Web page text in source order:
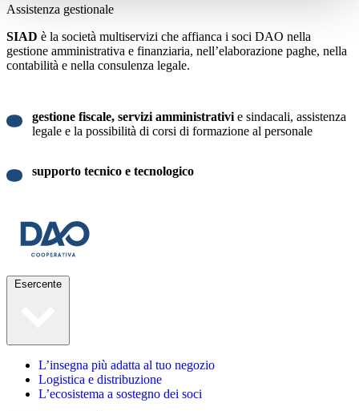
Assistenza gestionale
SIAD è la società multiservizi che affianca i soci DAO nella
gestione amministrativa e finanziaria, nell’elaborazione paghe, nella
contabilità e nella consulenza legale.
gestione fiscale, servizi amministrativi e sindacali, assistenza
legale e la possibilità di corsi di formazione al personale
supporto tecnico e tecnologico
Esercente
L’insegna più adatta al tuo negozio
Logistica e distribuzione
L’ecosistema a sostegno dei soci